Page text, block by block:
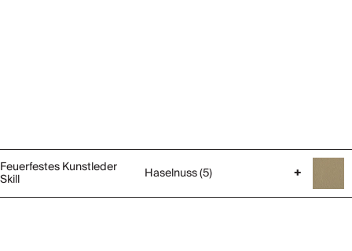
Feuerfestes Kunstleder
Skill Haselnuss (5) +